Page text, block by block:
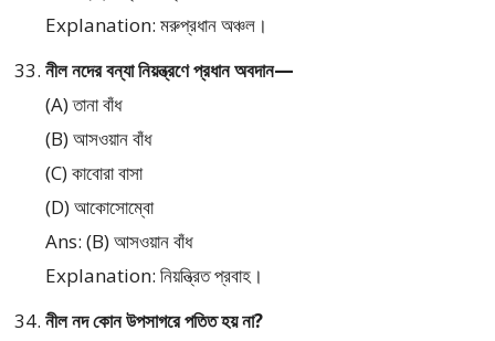
Explanation: মরুপ্রধান অঞ্চল।
নীল নদের বন্যা নিয়ন্ত্রণে প্রধান অবদান—
(A) তানা বাঁধ
(B) আসওয়ান বাঁধ
(C) কাবোরা বাসা
(D) আকোসোম্বো
Ans: (B) আসওয়ান বাঁধ
Explanation: নিয়ন্ত্রিত প্রবাহ।
নীল নদ কোন উপসাগরে পতিত হয় না?